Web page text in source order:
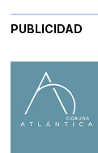
PUBLICIDAD